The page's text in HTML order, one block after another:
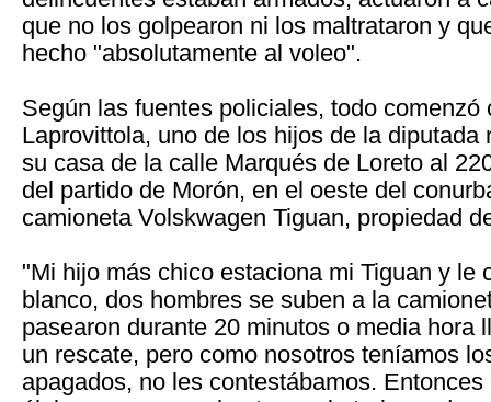
que no los golpearon ni los maltrataron y
hecho "absolutamente al voleo".
Según las fuentes policiales, todo comenzó
Laprovittola, uno de los hijos de la diputada
su casa de la calle Marqués de Loreto al
del partido de Morón, en el oeste del
camioneta Volskwagen Tiguan, propiedad
"Mi hijo más chico estaciona mi Tiguan y le
blanco, dos hombres se suben a la
pasearon durante 20 minutos o media hora
un rescate, pero como nosotros teníamos
apagados, no les contestábamos.